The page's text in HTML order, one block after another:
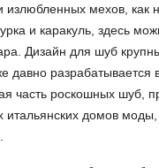
мехов, как
и каракуль, здесь
Дизайн для шуб
давно разрабатывается
часть роскошных шуб,
итальянских домов моды,